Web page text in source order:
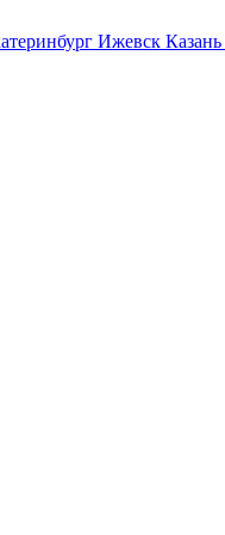
Ижевск Казань